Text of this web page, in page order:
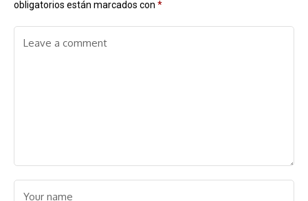
obligatorios están marcados con *